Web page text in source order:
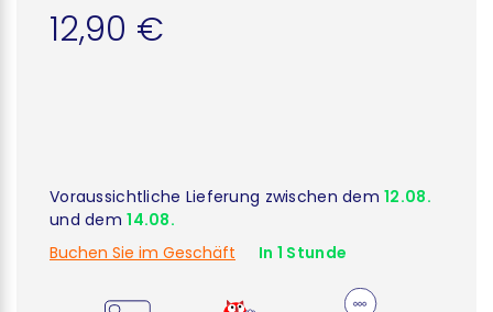
12,90 €
Voraussichtliche Lieferung zwischen dem12.08.
und dem14.08.
Buchen Sie im Geschäft
In 1 Stunde